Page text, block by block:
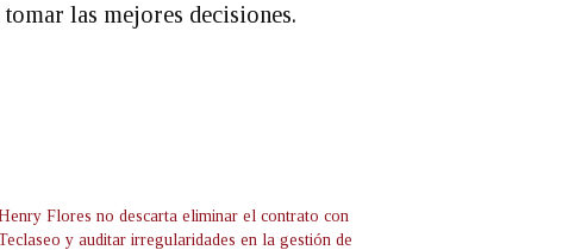
las mejores decisiones.
Flores no descarta eliminar el contrato con
y auditar irregularidades en la gestión de